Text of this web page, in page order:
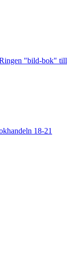
"bild-bok"
18-21